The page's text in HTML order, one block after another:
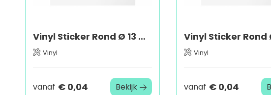
Vinyl Sticker Rond Ø 13 mm
Vinyl
vanaf € 0,04 Bekijk
Vinyl
vanaf € 0,04